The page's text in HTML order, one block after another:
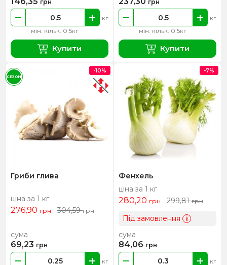
мін. кільк. 0.5кг
кг
грн
Купити
мін. кільк. 0.5кг
кг
грн
Купити
Гриби глива
ціна за 1 кг
276,90 грн 304,59грн
кг
сума
69,23 грн
-10%
СЕЗОН
Фенхель
ціна за 1 кг
280,20 грн 299,81грн
Під замовлення i
кг
сума
84,06 грн
-7%